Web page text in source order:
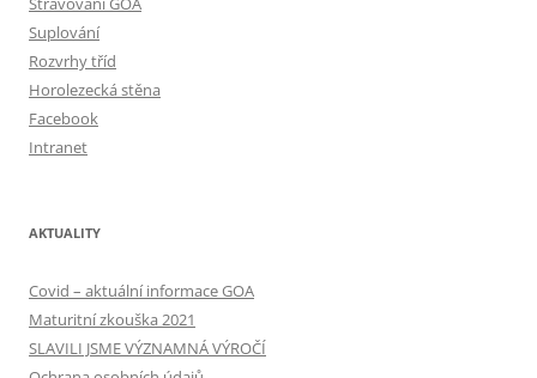
Suplování
Rozvrhy tříd
Horolezecká stěna
Facebook
Intranet
AKTUALITY
Covid – aktuální informace GOA
Maturitní zkouška 2021
SLAVILI JSME VÝZNAMNÁ VÝROČÍ